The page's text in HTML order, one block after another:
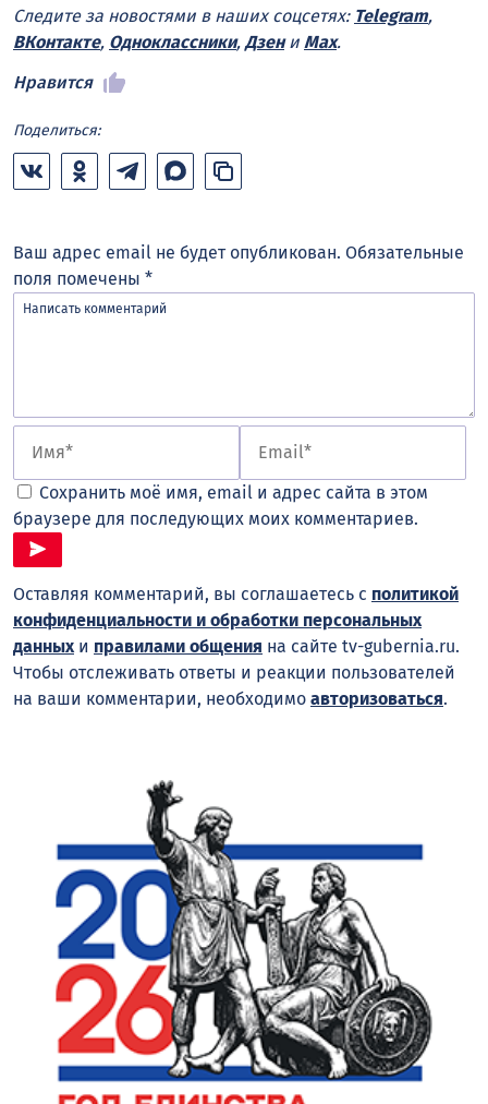
Следите за новостями в наших соцсетях: Telegram,
ВКонтакте, Одноклассники, Дзени Max.
Нравится
Поделиться:
Ваш адрес email не будет опубликован. Обязательные
поля помечены *
Сохранить моё имя, email и адрес сайта в этом
браузере для последующих моих комментариев.
Оставляя комментарий, вы соглашаетесь с политикой
конфиденциальности и обработки персональных
данных и правилами общения на сайте tv-gubernia.ru.
Чтобы отслеживать ответы и реакции пользователей
на ваши комментарии, необходимо авторизоваться.